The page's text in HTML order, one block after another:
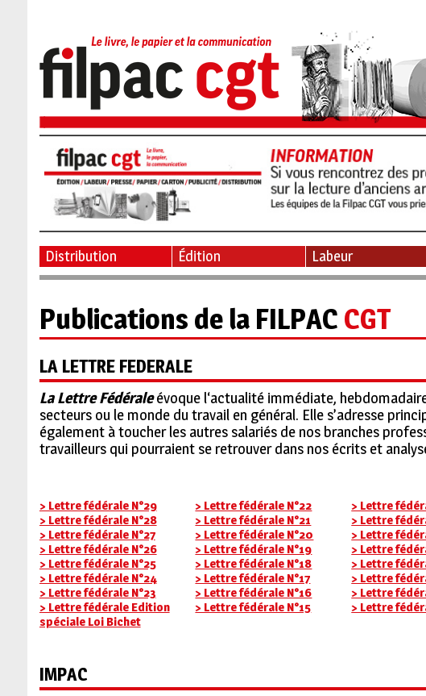
Distribution Édition Labeur
Publications de la FILPAC CGT
LA LETTRE FÉDÉRALE
La Lettre Fédéraleévoque l‘actualité immédiate,
secteurs ou le monde du travail en général. Elle s’adresse
également à toucher les autres salariés de nos branches
travailleurs qui pourraient se retrouver dans nos écrits et
> Lettre fédérale N°29
> Lettre fédérale N°28
> Lettre fédérale N°27
> Lettre fédérale N°26
> Lettre fédérale N°25
> Lettre fédérale N°24
> Lettre fédérale N°23
> Lettre fédérale Edition
spéciale Loi Bichet
> Lettre fédérale N°22
> Lettre fédérale N°21
> Lettre fédérale N°20
> Lettre fédérale N°19
> Lettre fédérale N°18
> Lettre fédérale N°17
> Lettre fédérale N°16
> Lettre fédérale N°15
> Lettre
> Lettre
> Lettre
> Lettre
> Lettre
> Lettre
> Lettre
> Lettre
IMPAC